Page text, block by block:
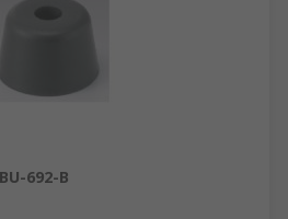
692-B